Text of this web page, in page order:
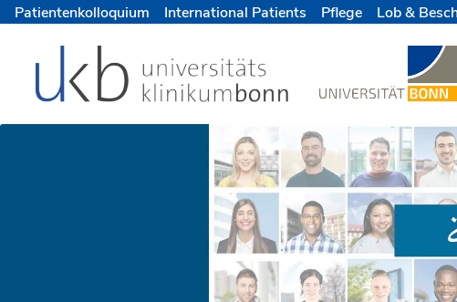
Patientenkolloquium International Patients Pflege Lob &